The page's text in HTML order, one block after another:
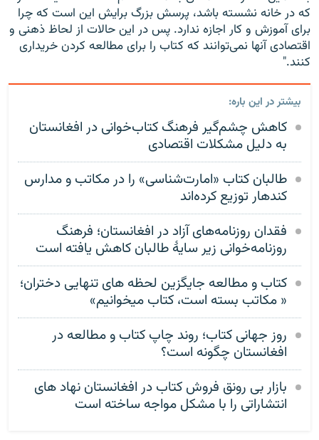
که در خانه نشسته باشد، پرسش بزرگ برایش این است که چرا
برای آموزش و کار اجازه ندارد. پس در این حالات از لحاظ ذهنی و
اقتصادی آنها نمی‌توانند که کتاب را برای مطالعه کردن خریداری
کنند."
بیشتر در این باره:
کاهش چشم‌گیر فرهنگ کتاب‌خوانی در افغانستان
به دلیل مشکلات اقتصادی
طالبان کتاب «امارت‌شناسی» را در مکاتب و مدارس
کندهار توزیع کرده‌اند
فقدان روزنامه‌های آزاد در افغانستان؛ فرهنگ
روزنامه‌خوانی زیر سایۀ طالبان کاهش یافته است
کتاب و مطالعه جایگزین لحظه های تنهایی دختران؛
« مکاتب بسته است، کتاب میخوانیم»
روز جهانی کتاب؛ روند چاپ کتاب و مطالعه در
افغانستان چگونه است؟
بازار بی رونق فروش کتاب در افغانستان نهاد های
انتشاراتی را با مشکل مواجه ساخته است